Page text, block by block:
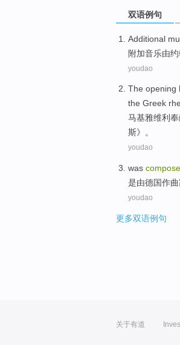
双语例句
Additional
附加音乐由
youdao
The opening
the Greek
马基雅维利
斯》。
youdao
was
是由德国作曲
youdao
更多双语例句
关于有道